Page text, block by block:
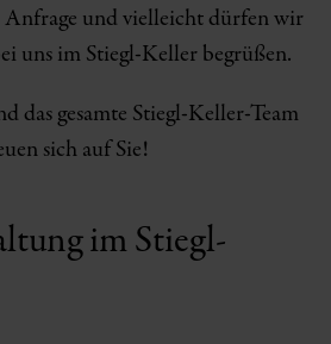
Anfrage und vielleicht dürfen wir
uns im Stiegl-Keller begrüßen.
das gesamte Stiegl-Keller-Team
sich auf Sie!
im Stiegl-